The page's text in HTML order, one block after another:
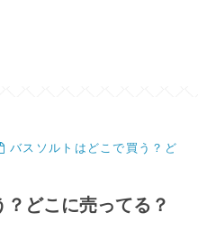
バスソルトはどこで買う？ど
どこに売ってる？